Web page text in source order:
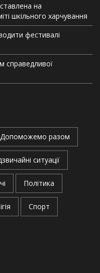
на
шкільного харчування
фестивалі
справедливої
Допоможемо разом
ситуації
Політика
Спорт